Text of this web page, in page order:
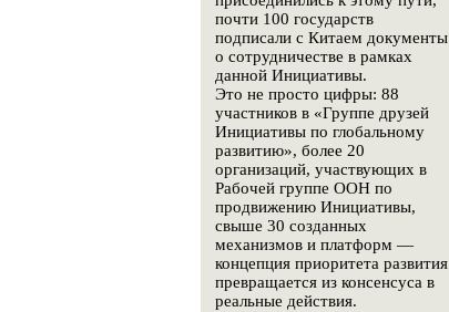
почти 100 государств
подписали с Китаем документы
о сотрудничестве в рамках
данной Инициативы.
Это не просто цифры: 88
участников в «Группе друзей
Инициативы по глобальному
развитию», более 20
организаций, участвующих в
Рабочей группе ООН по
продвижению Инициативы,
свыше 30 созданных
механизмов и платформ —
концепция приоритета развития
превращается из консенсуса в
реальные действия.